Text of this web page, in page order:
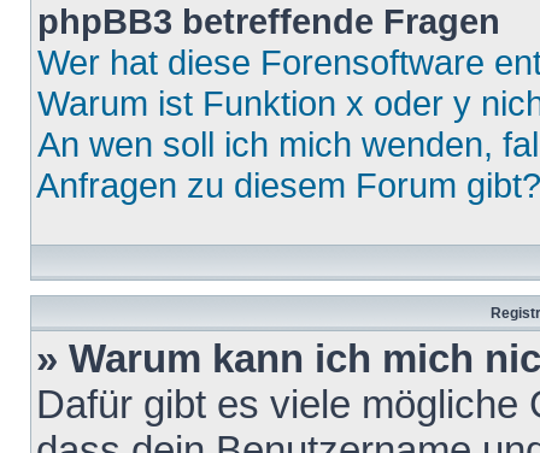
phpBB3 betreffende Fragen
Wer hat diese Forensoftware
Warum ist Funktion x oder y
An wen soll ich mich wenden,
Anfragen zu diesem Forum gibt?
» Warum kann ich mich
Dafür gibt es viele